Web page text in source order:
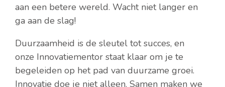
aan een betere wereld. Wacht niet langer en
ga aan de slag!
Duurzaamheid is de sleutel tot succes, en
onze Innovatiementor staat klaar om je te
begeleiden op het pad van duurzame groei.
Innovatie doe je niet alleen. Samen maken we